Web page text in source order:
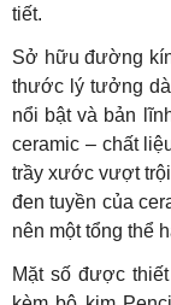
tiết.
Sở hữu đường
thước lý tưởng
nổi bật và bản
ceramic – chất
trầy xước vượt
đen tuyền của
nên một tổng thể
Mặt số được